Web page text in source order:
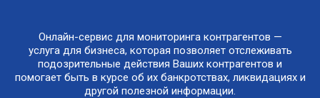
Онлайн-сервис для мониторинга контрагентов —
услуга для бизнеса, которая позволяет отслеживать
подозрительные действия Ваших контрагентов и
помогает быть в курсе об их банкротствах, ликвидациях и
другой полезной информации.